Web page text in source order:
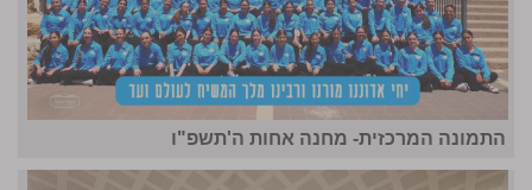
התמונה המרכזית- מחנה אחות ה'תשפ"ו